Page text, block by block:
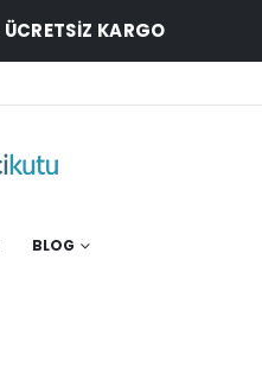
ÜCRETSİZ KARGO
BLOG